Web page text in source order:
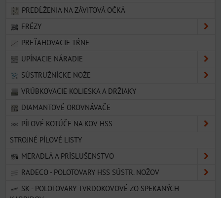
PREDĹŽENIA NA ZÁVITOVÁ OČKÁ
FRÉZY
PREŤAHOVACIE TŔNE
UPÍNACIE NÁRADIE
SÚSTRUŽNÍCKE NOŽE
VRÚBKOVACIE KOLIESKA A DRŽIAKY
DIAMANTOVÉ OROVNÁVAČE
PÍLOVÉ KOTÚČE NA KOV HSS
STROJNÉ PÍLOVÉ LISTY
MERADLÁ A PRÍSLUŠENSTVO
RADECO - POLOTOVARY HSS SÚSTR. NOŽOV
SK - POLOTOVARY TVRDOKOVOVÉ ZO SPEKANÝCH